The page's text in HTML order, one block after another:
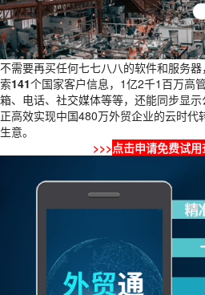
不需要再买任何七七八八的软件和服务
索141个国家客户信息，1亿2千1百万高
箱、电话、社交媒体等等，还能同步显
正高效实现中国480万外贸企业的云时
生意。
>>>点击申请免费试